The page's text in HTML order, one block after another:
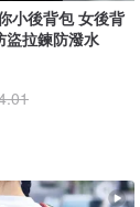
小後背包 女後背
盜拉鍊防潑水